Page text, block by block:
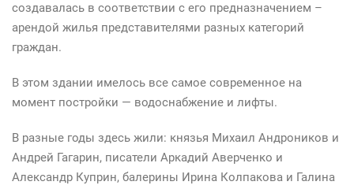
создавалась в соответствии с его предназначением –
арендой жилья представителями разных категорий
граждан.
В этом здании имелось все самое современное на
момент постройки — водоснабжение и лифты.
В разные годы здесь жили: князья Михаил Андроников и
Андрей Гагарин, писатели Аркадий Аверченко и
Александр Куприн, балерины Ирина Колпакова и Галина